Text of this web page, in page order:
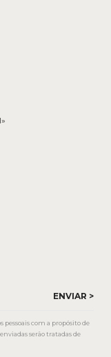
pessoais com a propósito de
serão tratadas de